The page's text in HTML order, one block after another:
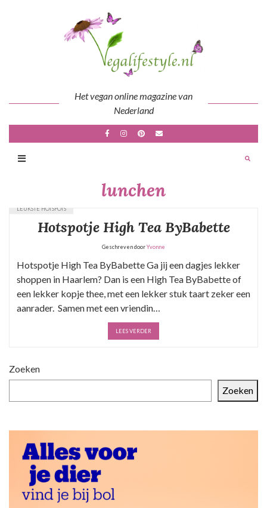
Het vegan online magazine van
Nederland
lunchen
LEUKSTE HOTSPOTS
Hotspotje High Tea ByBabette
Geschreven doorYvonne
Hotspotje High Tea ByBabette Ga jij een dagjes lekker
shoppen in Haarlem? Dan is een High Tea ByBabette of
een lekker kopje thee, met een lekker stuk taart zeker een
aanrader. Samen met een vriendin…
LEES VERDER
Zoeken
Zoeken